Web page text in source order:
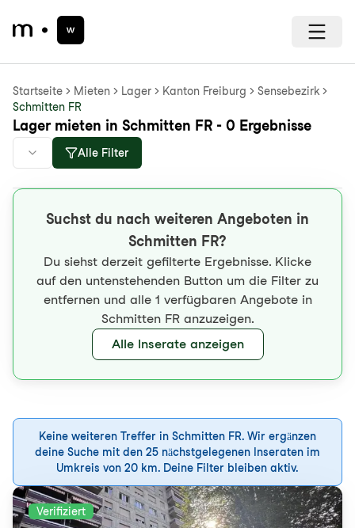
Startseite Mieten Lager Kanton Freiburg
Sensebezirk
Schmitten FR
Lager mieten in Schmitten FR - 0 Ergebnisse
Alle Filter
Suchst du nach weiteren Angeboten in
Schmitten FR?
Du siehst derzeit gefilterte Ergebnisse. Klicke
auf den untenstehenden Button um die Filter zu
entfernen und alle 1 verfügbaren Angebote in
Schmitten FR anzuzeigen.
Alle Inserate anzeigen
Keine weiteren Treffer in Schmitten FR. Wir ergänzen
deine Suche mit den 25 nächstgelegenen Inseraten im
Umkreis von 20 km. Deine Filter bleiben aktiv.
Verifiziert